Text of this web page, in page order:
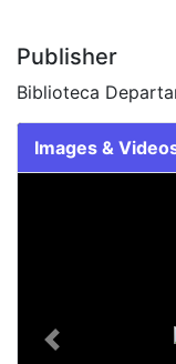
Publisher
Biblioteca
Images &
Previous